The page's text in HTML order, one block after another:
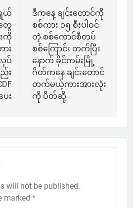
ယ်
ေ
ကို
း
ပ်
း
း
ဒီကနေ့ ချင်းတောင်ကို
စစ်ကား ၁၅ စီးပါဝင်
တဲ့ စစ်ကောင်စီတပ်
စစ်ကြောင်း တက်ပြီး
နောက် ခိုင်ကမ်းမြို့
ဂိတ်ကနေ ချင်းတောင်
တက်မယ့်ကားအားလုံး
ကို ပိတ်ဆို့
will not be published.
marked *